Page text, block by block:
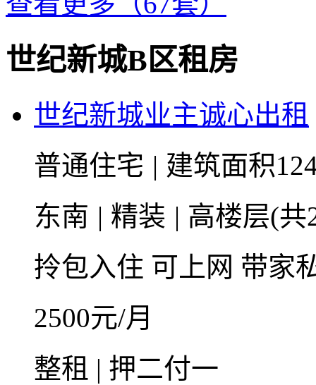
世纪新城B区租房
世纪新城业主诚心出租
普通住宅 | 建筑面积
东南 | 精装 | 高楼层(
拎包入住 可上网 带家
2500元/月
整租 | 押二付一